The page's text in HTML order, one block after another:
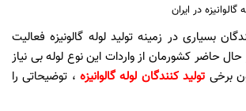
در ایران
بسیاری در زمینه تولید لوله گالونیزه فعالیت
دارند؛ به طوری که در حال حاضر کشورمان از واردات این نوع لوله بی ‌‎نیاز
برخی تولید کنندگان لوله گالوانیزه ، توضیحاتی را